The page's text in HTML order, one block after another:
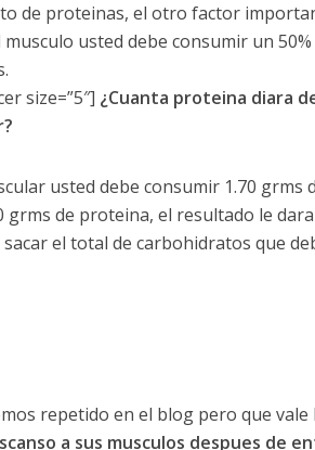
de proteinas, el otro factor
usted debe consumir un
size=”5″] ¿Cuanta proteina diara
usted debe consumir 1.70
de proteina, el resultado le
el total de carbohidratos que
repetido en el blog pero que
a sus musculos despues de